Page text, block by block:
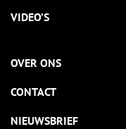
VIDEO’S
OVER ONS
CONTACT
NIEUWSBRIEF